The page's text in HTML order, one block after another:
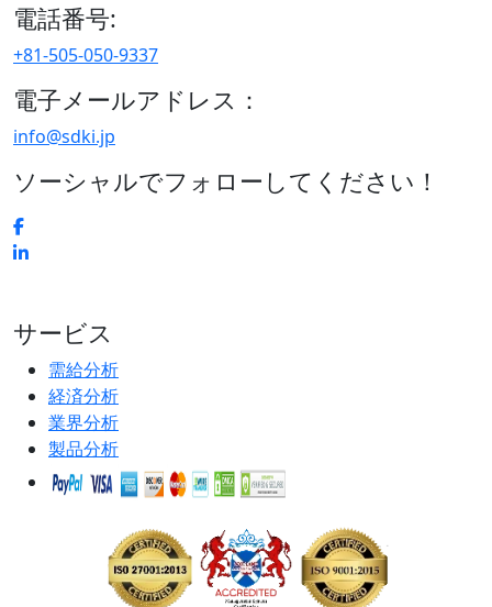
電話番号:
+81-505-050-9337
電子メールアドレス：
info@sdki.jp
ソーシャルでフォローしてください！
サービス
需給分析
経済分析
業界分析
製品分析